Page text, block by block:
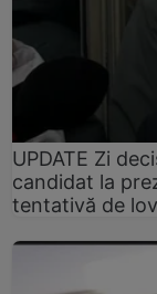
UPDATE Zi
candidat la
tentativă de